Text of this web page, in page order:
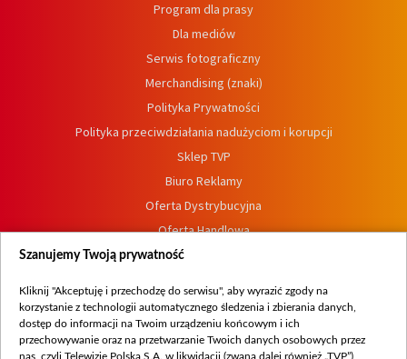
Program dla prasy
Dla mediów
Serwis fotograficzny
Merchandising (znaki)
Polityka Prywatności
Polityka przeciwdziałania nadużyciom i korupcji
Sklep TVP
Biuro Reklamy
Oferta Dystrybucyjna
Oferta Handlowa
Dostępność
Procedura zgłoszeń wewnętrznych
Szanujemy Twoją prywatność
Kliknij "Akceptuję i przechodzę do serwisu", aby wyrazić zgody na
korzystanie z technologii automatycznego śledzenia i zbierania danych,
dostęp do informacji na Twoim urządzeniu końcowym i ich
przechowywanie oraz na przetwarzanie Twoich danych osobowych przez
nas, czyli Telewizję Polską S.A. w likwidacji (zwaną dalej również „TVP”),